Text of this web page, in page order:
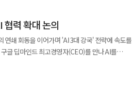
를 넓힐 계획이다. 삼성의 강점은
분을 35%로 늘려 최대주주가 됐고, 회사를
‘휴보’를 개발한 한국과학기술원 연구진이
조사업장을 디지털 트윈과 AI 에이전트, 작업용
검토해 왔다”며 “이번 지분 인수를 계기로 사업
업 경쟁력 강화와 시너지 창출을 지속 추진해
정 노하우를 활용해 AI 서비스의 사회적 효용을
마련하는 것이 목표다. 최근 생성형 AI
효과뿐 아니라 사회적 기여도까지 함께
스 11.25%, 소프트뱅크 9.65%다. 현대차그룹과
확보할 경우 보스턴다이내믹스는 사실상
션(주식매도청구권)과 콜옵션(매수청구권)
력 확대 논의
연쇄 회동을 이어가며 'AI 3대 강국' 전략에 속도를
적 발전